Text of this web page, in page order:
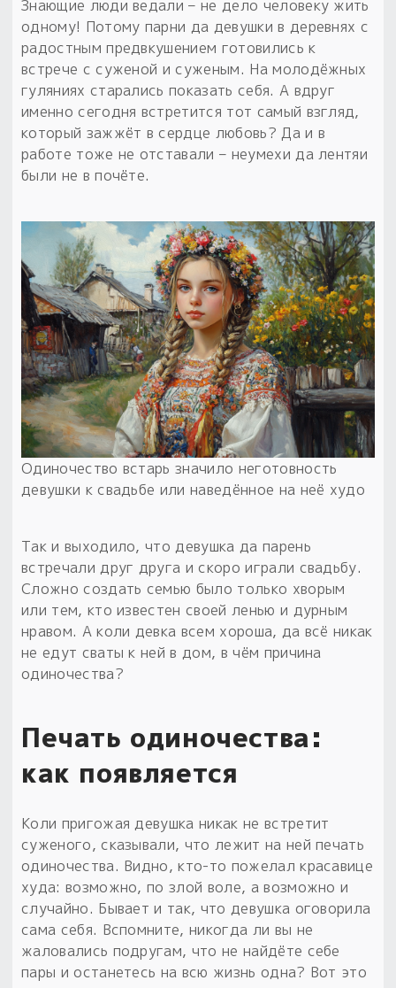
Знающие люди ведали – не дело человеку жить
одному! Потому парни да девушки в деревнях с
радостным предвкушением готовились к
встрече с суженой и суженым. На молодёжных
гуляниях старались показать себя. А вдруг
именно сегодня встретится тот самый взгляд,
который зажжёт в сердце любовь? Да и в
работе тоже не отставали – неумехи да лентяи
были не в почёте.
Одиночество встарь значило неготовность
девушки к свадьбе или наведённое на неё худо
Так и выходило, что девушка да парень
встречали друг друга и скоро играли свадьбу.
Сложно создать семью было только хворым
или тем, кто известен своей ленью и дурным
нравом. А коли девка всем хороша, да всё никак
не едут сваты к ней в дом, в чём причина
одиночества?
Печать одиночества:
как появляется
Коли пригожая девушка никак не встретит
суженого, сказывали, что лежит на ней печать
одиночества. Видно, кто-то пожелал красавице
худа: возможно, по злой воле, а возможно и
случайно. Бывает и так, что девушка оговорила
сама себя. Вспомните, никогда ли вы не
жаловались подругам, что не найдёте себе
пары и останетесь на всю жизнь одна? Вот это